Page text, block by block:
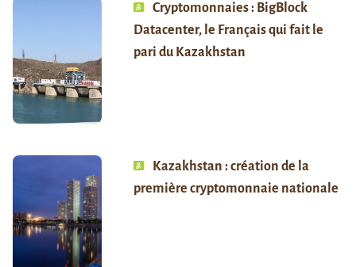
Cryptomonnaies : BigBlock
Datacenter, le Français qui fait le
pari du Kazakhstan
Kazakhstan : création de la
première cryptomonnaie nationale